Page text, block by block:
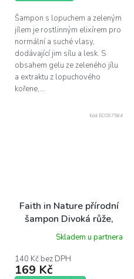
Šampon s lopuchem a zeleným
jílem je rostlinným elixírem pro
normální a suché vlasy,
dodávající jim sílu a lesk. S
obsahem gelu ze zeleného jílu
a extraktu z lopuchového
kořene,...
Faith in Nature přírodní
šampon Divoká růže,
300ml
Skladem u partnera
140 Kč bez DPH
169 Kč
Kód: ECO97584